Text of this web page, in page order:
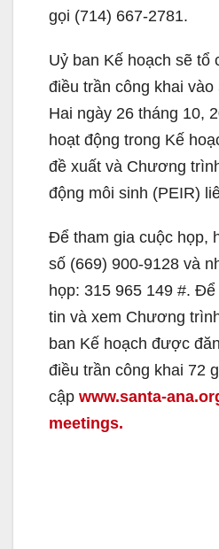
gọi (714) 667-2781.
Uỷ ban Kế hoạch sẽ tổ
điều trần công khai
Hai ngày 26 tháng 10,
hoạt động trong Kế
đề xuất và Chương
động môi sinh (PEIR)
Để tham gia cuộc họp,
số (669) 900-9128 và
họp: 315 965 149 #.
tin và xem Chương
ban Kế hoạch được
điều trần công khai 72
cập www.santa-
meetings.